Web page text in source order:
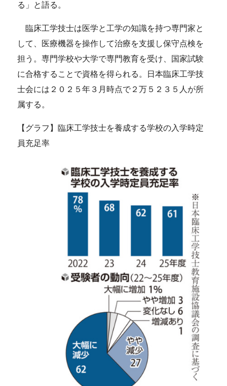
る」と語る。
臨床工学技士は医学と工学の知識を持つ専門家と
して、医療機器を操作して治療を支援し保守点検を
担う。専門学校や大学で専門教育を受け、国家試験
に合格することで資格を得られる。日本臨床工学技
士会には２０２５年３月時点で２万５２３５人が所
属する。
【グラフ】臨床工学技士を養成する学校の入学時定
員充足率